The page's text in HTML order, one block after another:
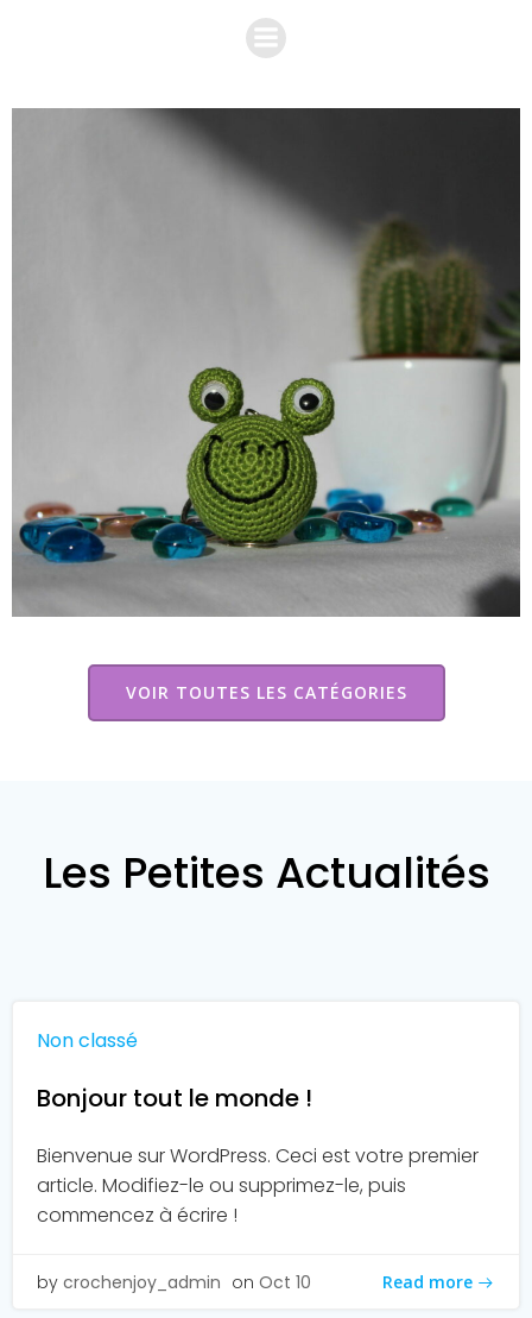
VOIR TOUTES LES CATÉGORIES
Les Petites Actualités
Non classé
Bonjour tout le monde !
Bienvenue sur WordPress. Ceci est votre premier
article. Modifiez-le ou supprimez-le, puis
commencez à écrire !
by crochenjoy_admin on Oct 10 Read more